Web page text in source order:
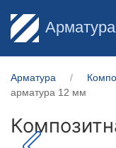
Арматура
Арматура
арматура 12 мм